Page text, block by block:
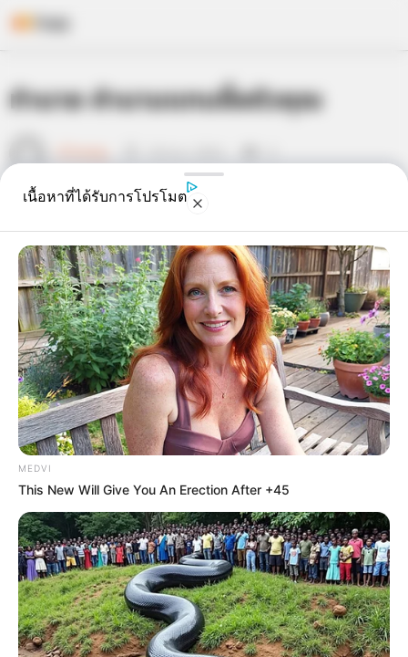
to
content
ทำนาย คำนามแทนชื่อตัวคุณ
แชร์
ปกติเวลาคุณสนทนากับคนอื่นที่อยู่รอบๆตัว คุณมักจะใช้
คำนามแทนชื่อของคุณว่าอะไร เช่น ฉัน เรา เค้า ที่ถาม
อย่างนี้ก็เพราะว่าคำนามแทนชื่อที่คุณใช้นั้นสามารถนำ
มาทำนายตัวตนของคุณได้เป็นอย่างดีครับ ดังข้อมูลที่
Horoscope.Mthai.com
เนื้อหาที่ได้รับการโปรโมต
MEDVI
This New Will Give You An Erection After +45